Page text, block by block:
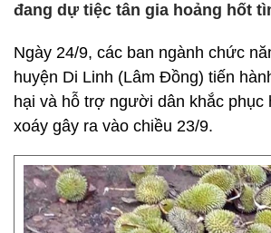
đang dự tiệc tân gia hoảng hốt
Ngày 24/9, các ban ngành chức
huyện Di Linh (Lâm Đồng) tiến
hại và hỗ trợ người dân khắc phục
xoáy gây ra vào chiều 23/9.